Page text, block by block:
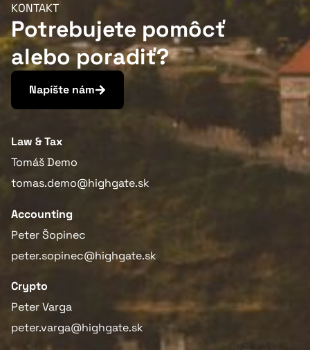
KONTAKT
Potrebujete pomôcť
alebo poradiť?
Napíšte nám
Law & Tax
Tomáš Demo
tomas.demo@highgate.sk
Accounting
Peter Šopinec
peter.sopinec@highgate.sk
Crypto
Peter Varga
peter.varga@highgate.sk